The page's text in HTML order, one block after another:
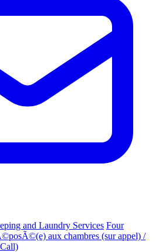
and Laundry Services Four
aux chambres (sur appel) /